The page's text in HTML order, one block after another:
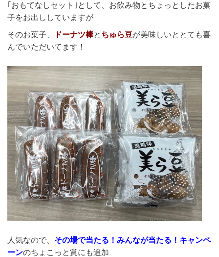
｢おもてなしセット｣として、お飲み物とちょっとしたお菓
子をお出ししていますが
そのお菓子、
ドーナツ棒と ちゅら豆が美味しいととても喜
んでいただいてます！
人気なので、 その場で当たる！みんなが当たる！キャンペ
ーンのちょこっと賞にも追加